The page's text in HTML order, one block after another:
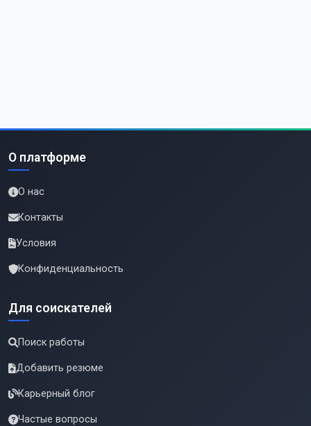
О платформе
О нас
Контакты
Условия
Конфиденциальность
Для соискателей
Поиск работы
Добавить резюме
Карьерный блог
Частые вопросы